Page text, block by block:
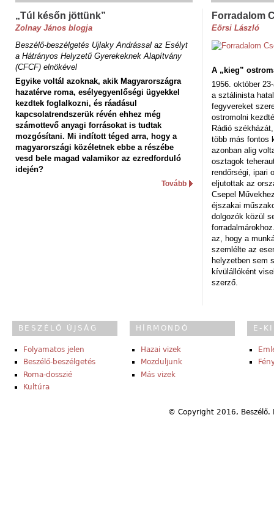
„Túl későn jöttünk”
Zolnay János blogja
Beszélő-beszélgetés Ujlaky Andrással az Esélyt
a Hátrányos Helyzetű Gyerekeknek Alapítvány
(CFCF) elnökével
Egyike voltál azoknak, akik Magyarországra
hazatérve roma, esélyegyenlőségi ügyekkel
kezdtek foglalkozni, és ráadásul
kapcsolatrendszerük révén ehhez még
számottevő anyagi forrásokat is tudtak
mozgósítani. Mi indított téged arra, hogy a
magyarországi közéletnek ebbe a részébe
vesd bele magad valamikor az ezredforduló
idején?
Tovább
Forradalom
Eörsi László
A „kieg”
1956. október
a sztálinista
fegyvereket
ostromolni
Rádió
több más fontos
azonban alig
osztagok
rendőrségi, ipari
eljutottak az
Csepel
éjszakai
dolgozók közül
az, hogy a
szemlélte az
helyzetben sem
kívülállóként
szerző.
BESZÉLŐ ÚJSÁG
Folyamatos jelen
Beszélő-beszélgetés
Roma-dosszié
Kultúra
HÍRMONDÓ
Hazai vizek
Mozduljunk
Más vizek
E-
© Copyright 2016,